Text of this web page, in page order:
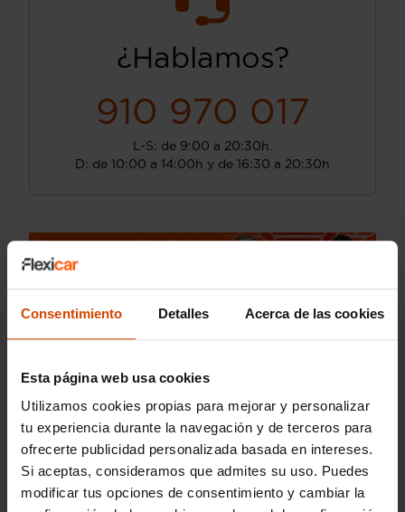
Consentimiento Detalles Acerca de las cookies
Esta página web usa cookies
Utilizamos cookies propias para mejorar y personalizar
tu experiencia durante la navegación y de terceros para
ofrecerte publicidad personalizada basada en intereses.
Si aceptas, consideramos que admites su uso. Puedes
modificar tus opciones de consentimiento y cambiar la
¿Hablamos?
910 970 017
L-S: de 9:00 a 20:30h.
D: de 10:00 a 14:00h y de 16:30 a 20:30h